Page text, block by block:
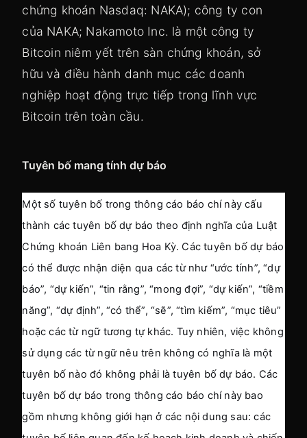
chứng khoán Nasdaq: NAKA); công ty con
của NAKA; Nakamoto Inc. là một công ty
Bitcoin niêm yết trên sàn chứng khoán, sở
hữu và điều hành danh mục các doanh
nghiệp hoạt động trực tiếp trong lĩnh vực
Bitcoin trên toàn cầu.
Tuyên bố mang tính dự báo
Một số tuyên bố trong thông cáo báo chí này cấu
thành các tuyên bố dự báo theo định nghĩa của Luật
Chứng khoán Liên bang Hoa Kỳ. Các tuyên bố dự báo
có thể được nhận diện qua các từ như “ước tính”, “dự
báo”, “dự kiến”, “tin rằng”, “mong đợi”, “dự kiến”, “tiềm
năng”, “dự định”, “có thể”, “sẽ”, “tìm kiếm”, “mục tiêu”
hoặc các từ ngữ tương tự khác. Tuy nhiên, việc không
sử dụng các từ ngữ nêu trên không có nghĩa là một
tuyên bố nào đó không phải là tuyên bố dự báo. Các
tuyên bố dự báo trong thông cáo báo chí này bao
gồm nhưng không giới hạn ở các nội dung sau: các